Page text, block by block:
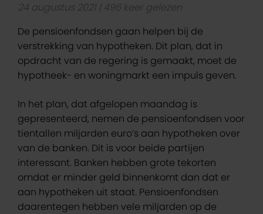
24 augustus 2021 496 keer gelezen
De pensioenfondsen gaan helpen bij de
verstrekking van hypotheken. Dit plan, dat in
opdracht van de regering is gemaakt, moet de
hypotheek- en woningmarkt een impuls geven.
In het plan, dat afgelopen maandag is
gepresenteerd, nemen de pensioenfondsen voor
tientallen miljarden euro’s aan hypotheken over
van de banken. Dit is voor beide partijen
interessant. Banken hebben grote tekorten
omdat er minder geld binnenkomt dan dat er
aan hypotheken uit staat. Pensioenfondsen
daarentegen hebben vele miljarden op de